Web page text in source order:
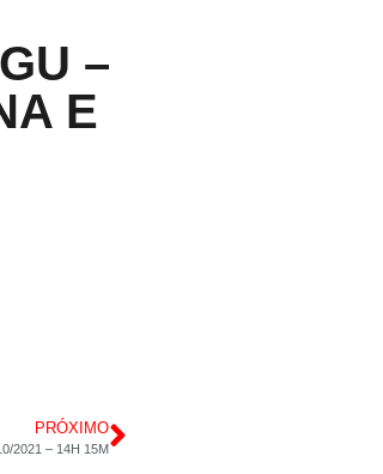
–
E
PRÓXIMO
2021 – 14H 15M